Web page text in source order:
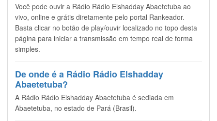
Você pode ouvir a Rádio Rádio Elshadday Abaetetuba ao
vivo, online e grátis diretamente pelo portal Rankeador.
Basta clicar no botão de play/ouvir localizado no topo desta
página para iniciar a transmissão em tempo real de forma
simples.
De onde é a Rádio Rádio Elshadday
Abaetetuba?
A Rádio Rádio Elshadday Abaetetuba é sediada em
Abaetetuba, no estado de Pará (Brasil).